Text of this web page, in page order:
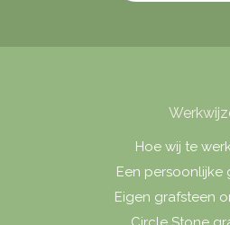
Hoe wij te
Een persoonlijke
Eigen grafsteen